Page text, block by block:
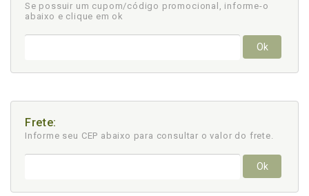
Se possuir um cupom/código promocional, informe-o
abaixo e clique em ok
Ok
Frete:
Informe seu CEP abaixo para consultar o valor do frete.
Ok